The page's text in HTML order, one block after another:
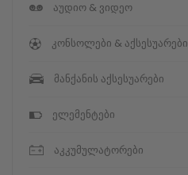
აუდიო & ვიდეო
კონსოლები & აქსესუარები
მანქანის აქსესუარები
ელემენტები
აკკუმულატორები